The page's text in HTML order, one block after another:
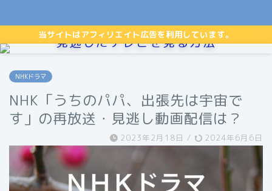
当サイトはアフィリエイト広告を利用しています。
見逃したテレビを見る方法
NHKドラマ
NHK「うちのパパ、出張先は宇宙で
す」の再放送・見逃し動画配信は？
2023年2月18日 / 2024年6月6日